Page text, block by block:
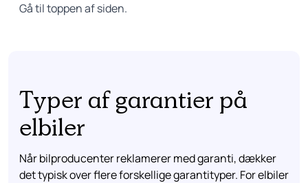
Gå til toppen af siden.
Typer af garantier på
elbiler
Når bilproducenter reklamerer med garanti, dækker
det typisk over flere forskellige garantityper. For elbiler